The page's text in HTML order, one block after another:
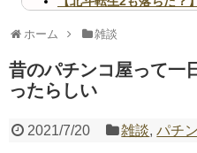
無職のパチンコカス
AngelBeats!とかいうク
ホーム 雑談
昔のパチンコ屋って一
ったらしい
2021/7/20 雑談,パチ